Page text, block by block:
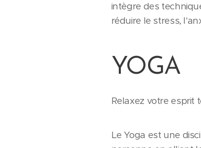
intègre des
réduire le stress,
YOGA
Relaxez votre esprit
Le Yoga est une